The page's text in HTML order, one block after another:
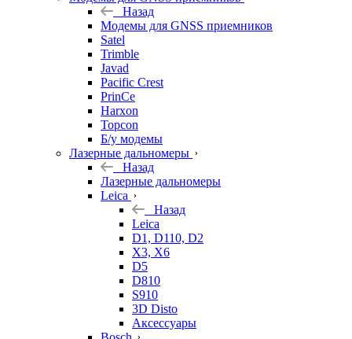
Назад
Модемы для GNSS приемников
Satel
Trimble
Javad
Pacific Crest
PrinCe
Harxon
Topcon
Б/у модемы
Лазерные дальномеры
Назад
Лазерные дальномеры
Leica
Назад
Leica
D1, D110, D2
X3, X6
D5
D810
S910
3D Disto
Аксессуары